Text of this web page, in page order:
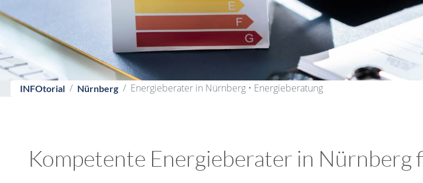
INFOtorial Nürnberg Energieberater in Nürnberg • Energieberatung
Kompetente Energieberater in Nürnberg